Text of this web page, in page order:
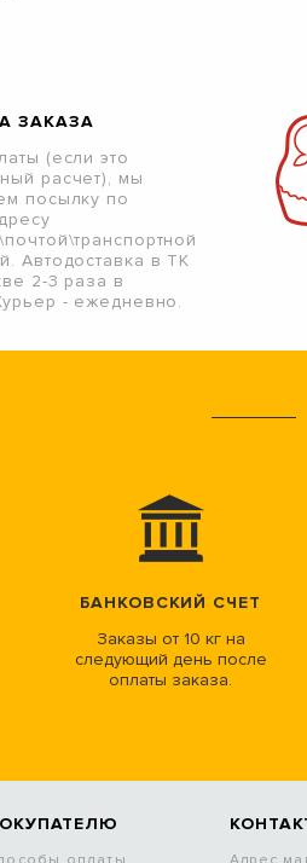
ЗАКАЗА
(если это
расчет), мы
посылку по
Автодоставка в ТК
2-3 раза в
- ежедневно.
БАНКОВСКИЙ СЧЕТ
Заказы от 10 кг на
следующий день после
оплаты заказа.